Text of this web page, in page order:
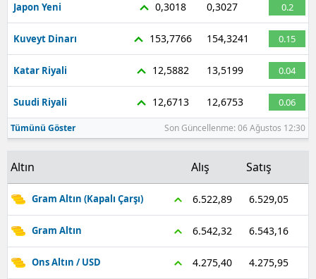
Japon Yeni 0,3018 0,3027 0.2
Kuveyt Dinarı 153,7766 154,3241 0.15
Katar Riyali 12,5882 13,5199 0.04
Suudi Riyali 12,6713 12,6753 0.06
Tümünü Göster Son Güncellenme: 06 Ağustos 12:30
Altın Alış Satış
Gram Altın (Kapalı Çarşı) 6.522,89 6.529,05
Gram Altın 6.542,32 6.543,16
Ons Altın / USD 4.275,40 4.275,95